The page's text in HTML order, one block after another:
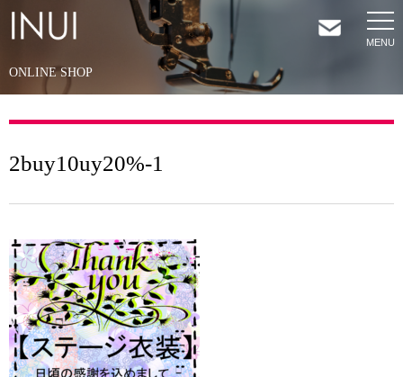
HOME
SERVICES
SHOP
CONTACT
ONLINE SHOP
2buy10uy20%-1